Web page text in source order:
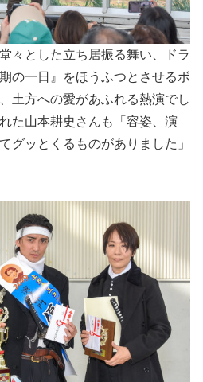
々とした立ち居振る舞い、ドラ
の一日』をほうふつとさせるボ
土方への愛があふれる熱演でし
た山本耕史さんも「容姿、演
グッとくるものがありました」